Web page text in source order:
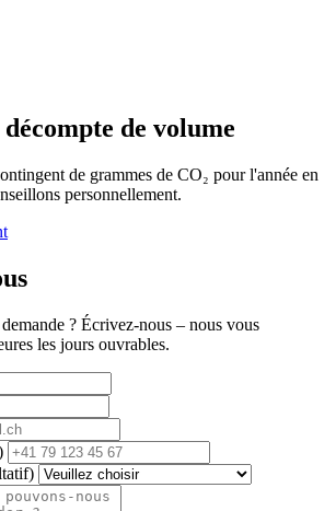
de volume
de grammes de CO₂ pour l'année en
personnellement.
? Écrivez-nous – nous vous
les jours ouvrables.